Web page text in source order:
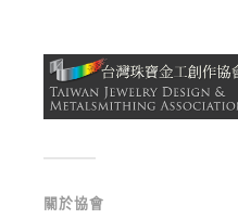
關於協會